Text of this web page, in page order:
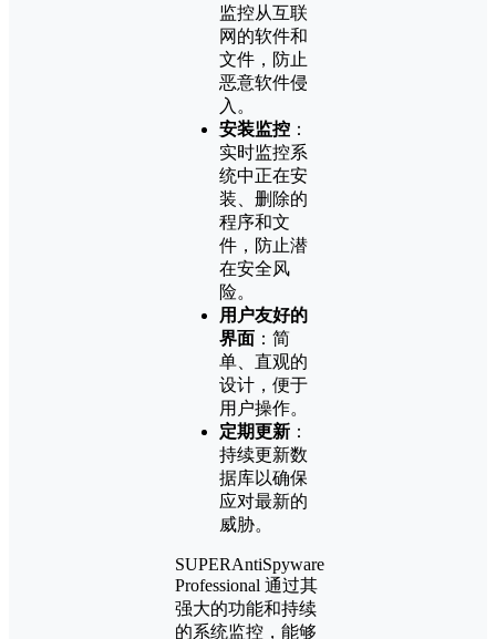
监控从互联
网的软件和
文件，防止
恶意软件侵
入。
安装监控 ：
实时监控系
统中正在安
装、删除的
程序和文
件，防止潜
在安全风
险。
用户友好的
界面 ：简
单、直观的
设计，便于
用户操作。
定期更新 ：
持续更新数
据库以确保
应对最新的
威胁。
SUPERAntiSpyware
Professional 通过其
强大的功能和持续
的系统监控，能够